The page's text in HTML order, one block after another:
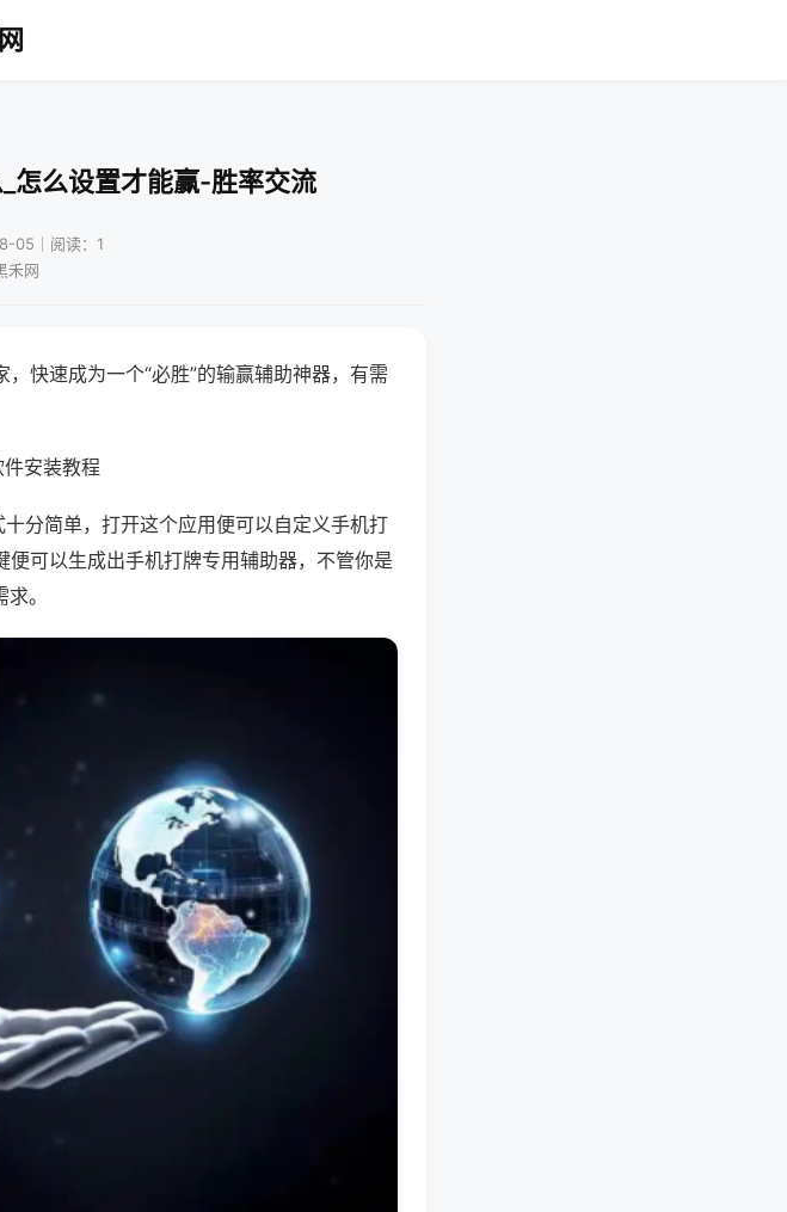
怎么设置才能赢-胜率交流
05｜阅读：1
禾网
快速成为一个“必胜”的输赢辅助神器，有需
安装教程
分简单，打开这个应用便可以自定义手机打
可以生成出手机打牌专用辅助器，不管你是
。